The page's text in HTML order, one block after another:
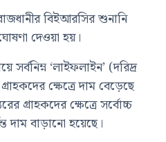
বিইআরসির শুনানি
দেওয়া হয়।
সর্বনিম্ন ‘লাইফলাইন’ (দরিদ্র
ক্ষেত্রে দাম বেড়েছে
গ্রাহকদের ক্ষেত্রে সর্বোচ্চ
দাম বাড়ানো হয়েছে।